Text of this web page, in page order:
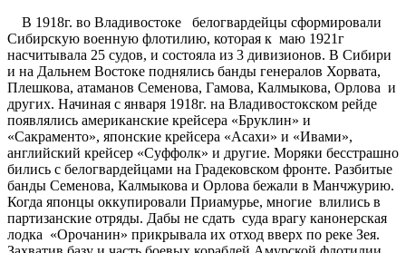
В 1918г. во Владивостоке белогвардейцы сформировали
Сибирскую военную флотилию, которая к маю 1921г
насчитывала 25 судов, и состояла из 3 дивизионов. В Сибири
и на Дальнем Востоке поднялись банды генералов Хорвата,
Плешкова, атаманов Семенова, Гамова, Калмыкова, Орлова и
других. Начиная с января 1918г. на Владивостокском рейде
появлялись американские крейсера «Бруклин» и
«Сакраменто», японские крейсера «Асахи» и «Ивами»,
английский крейсер «Суффолк» и другие. Моряки бесстрашно
бились с белогвардейцами на Градековском фронте. Разбитые
банды Семенова, Калмыкова и Орлова бежали в Манчжурию.
Когда японцы оккупировали Приамурье, многие влились в
партизанские отряды. Дабы не сдать суда врагу канонерская
лодка «Орочанин» прикрывала их отход вверх по реке Зея.